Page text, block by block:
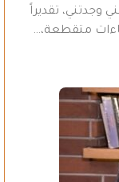
وجدتني، تقديراً
متقطعة،…